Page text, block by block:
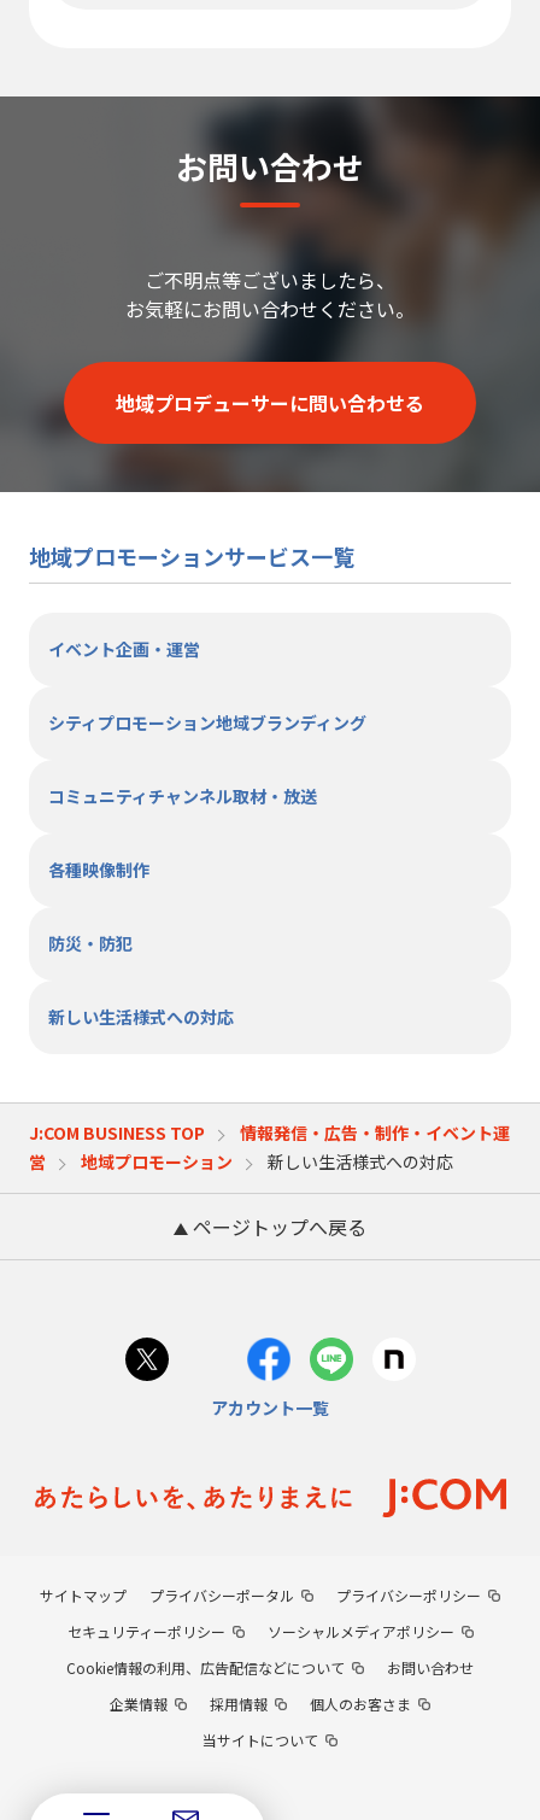
お問い合わせ
ご不明点等ございましたら、
お気軽にお問い合わせください。
地域プロデューサーに問い合わせる
地域プロモーションサービス一覧
イベント企画・運営
シティプロモーション地域ブランディング
コミュニティチャンネル取材・放送
各種映像制作
防災・防犯
新しい生活様式への対応
J:COM BUSINESS TOP
情報発信・広告・制作・イベント運
営
地域プロモーション 新しい生活様式への対応
ページトップへ戻る
アカウント一覧
サイトマップ プライバシーポータル
プライバシーポリシー
セキュリティーポリシー
ソーシャルメディアポリシー
Cookie情報の利用、広告配信などについて
お問い合わせ
企業情報
採用情報
個人のお客さま
当サイトについて